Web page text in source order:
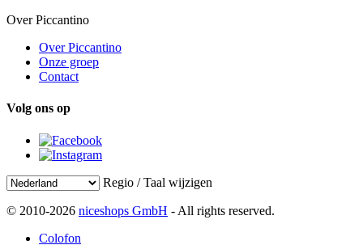
Over Piccantino
Over Piccantino
Onze groep
Contact
Volg ons op
Regio / Taal wijzigen
© 2010-2026 niceshops GmbH - All rights reserved.
Colofon